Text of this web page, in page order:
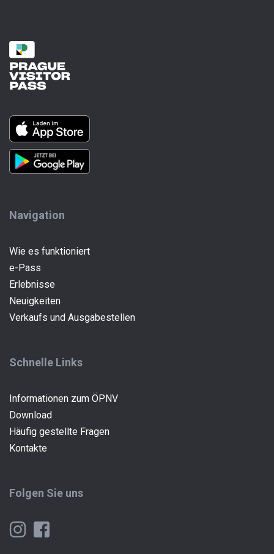
Navigation
Wie es funktioniert
e-Pass
Erlebnisse
Neuigkeiten
Verkaufs und Ausgabestellen
Schnelle Links
Informationen zum ÖPNV
Download
Häufig gestellte Fragen
Kontakte
Folgen Sie uns